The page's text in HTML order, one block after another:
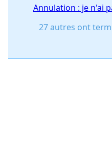
Annulation : je n'ai
27 autres ont